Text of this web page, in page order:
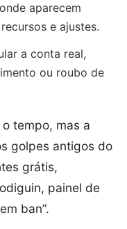
aparecem
e ajustes.
a conta real,
ou roubo de
tempo, mas a
golpes antigos do
grátis,
painel de
ban”.